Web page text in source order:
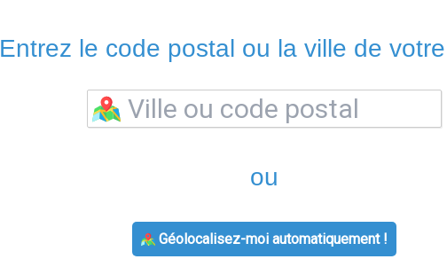
Entrez le code postal ou la ville de
ou
Géolocalisez-moi automatiquement !